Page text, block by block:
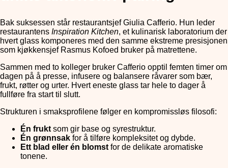
Bak suksessen står restaurantsjef Giulia Cafferio. Hun leder
restaurantens Inspiration Kitchen, et kulinarisk laboratorium der
hvert glass komponeres med den samme ekstreme presisjonen
som kjøkkensjef Rasmus Kofoed bruker på matrettene.
Sammen med to kolleger bruker Cafferio opptil femten timer om
dagen på å presse, infusere og balansere råvarer som bær,
frukt, røtter og urter. Hvert eneste glass tar hele to dager å
fullføre fra start til slutt.
Strukturen i smaksprofilene følger en kompromissløs filosofi:
Én frukt som gir base og syrestruktur.
Én grønnsak for å tilføre kompleksitet og dybde.
Ett blad eller én blomst for de delikate aromatiske
tonene.